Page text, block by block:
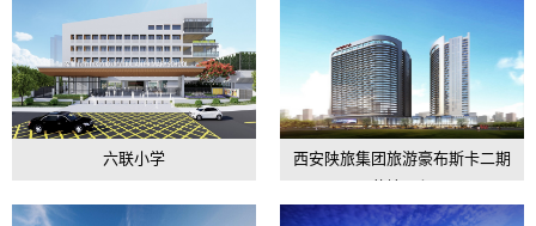
六联小学
西安陕旅集团旅游豪布斯卡二期